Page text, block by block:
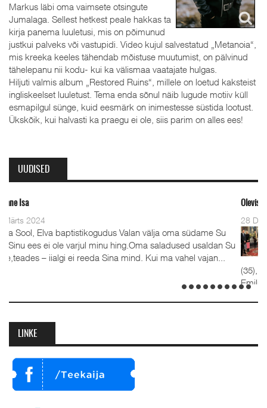
Markus läbi oma vaimsete otsingute
Jumalaga. Sellest hetkest peale hakkas ta
kirja panema luuletusi, mis on põimunud
justkui palveks või vastupidi. Video kujul salvestatud „Metanoia“,
mis kreeka keeles tähendab mõistuse muutumist, on pälvinud
tähelepanu nii kodu- kui ka välismaa vaatajate hulgas.
Hiljuti valmis album „Restored Ruins“, millele on loetud kaksteist
ingliskeelset luuletust. Tema enda sõnul näib lugude motiiv küll
esmapilgul sünge, kuid eesmärk on inimestesse süstida lootust.
Ükskõik, kui halvasti ka praegu ei ole, siis parim on alles ees!
UUDISED
Valan välja oma südame Su
minu hing.Oma saladused usaldan Su
reeda Sina mind. Kui ma vahel vajan...
Oleviste kahe pastori
28 Detsember 2023
Detsember
koguduses
(35), kelle kõrval
Emilia. Ordineerimine
LINKE